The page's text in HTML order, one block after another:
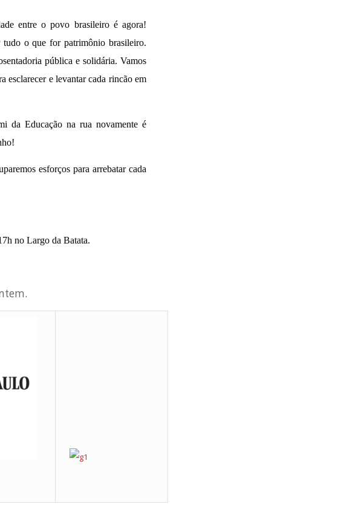
entre o povo brasileiro é agora!
o que for patrimônio brasileiro.
pública e solidária. Vamos
esclarecer e levantar cada rincão em
da Educação na rua novamente é
esforços para arrebatar cada
no Largo da Batata.